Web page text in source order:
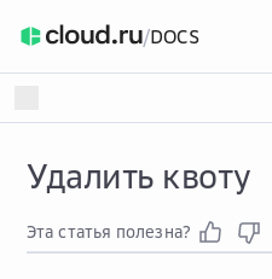
/DOCS
Удалить квоту
Эта статья полезна?